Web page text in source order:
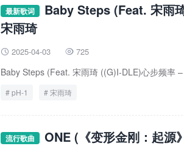
最新歌词
Baby Steps (Feat. 宋雨
宋雨琦
 2025-04-03  725
Baby Steps (Feat. 宋雨琦 ((G)I-DLE)心步频率
pH-1 宋雨琦
流行歌曲 ONE (《变形金刚：起源